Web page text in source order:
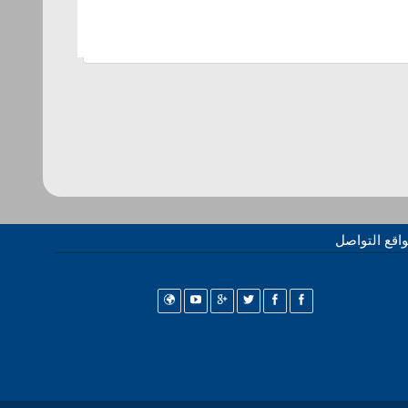
التواصل